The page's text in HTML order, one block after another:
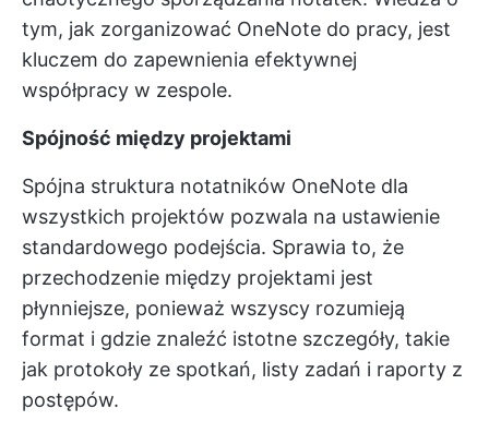
tym, jak zorganizować OneNote do pracy, jest
kluczem do zapewnienia efektywnej
współpracy w zespole.
Spójność między projektami
Spójna struktura notatników OneNote dla
wszystkich projektów pozwala na ustawienie
standardowego podejścia. Sprawia to, że
przechodzenie między projektami jest
płynniejsze, ponieważ wszyscy rozumieją
format i gdzie znaleźć istotne szczegóły, takie
jak protokoły ze spotkań, listy zadań i raporty z
postępów.